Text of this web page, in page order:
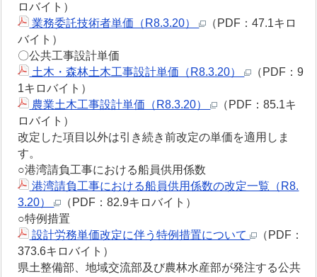
ロバイト）
業務委託技術者単価（R8.3.20）
（PDF：47.1キロ
バイト）
〇公共工事設計単価
土木・森林土木工事設計単価（R8.3.20）
（PDF：9
1キロバイト）
農業土木工事設計単価（R8.3.20）
（PDF：85.1キ
ロバイト）
改定した項目以外は引き続き前改定の単価を適用しま
す。
○港湾請負工事における船員供用係数
港湾請負工事における船員供用係数の改定一覧（R8.
3.20）
（PDF：82.9キロバイト）
○特例措置
設計労務単価改定に伴う特例措置について
（PDF：
373.6キロバイト）
県土整備部、地域交流部及び農林水産部が発注する公共